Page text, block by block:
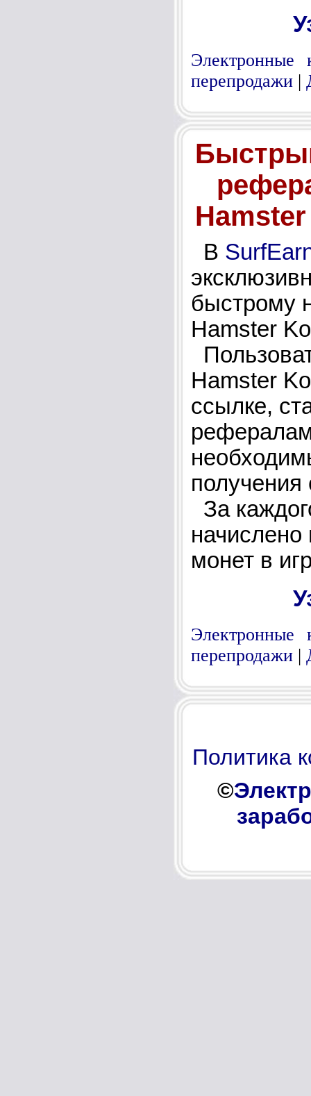
перепродажи |
В
быстрому
Hamster
Hamster
ссылке,
получения
За
монет в
перепродажи |
Политика
©